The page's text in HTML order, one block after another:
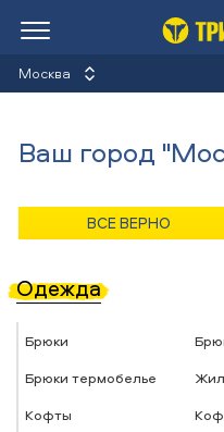
Москва
Бег
Одежда
Брюки
Брюки термобелье
Кофты
Ваш город
ВСЕ ВЕРНО